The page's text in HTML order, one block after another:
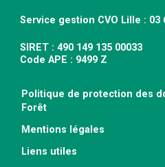
Service gestion CVO Lille : 03
SIRET : 490 149 135 00033
Code APE : 9499 Z
Politique de protection des
Forêt
Mentions légales
Liens utiles